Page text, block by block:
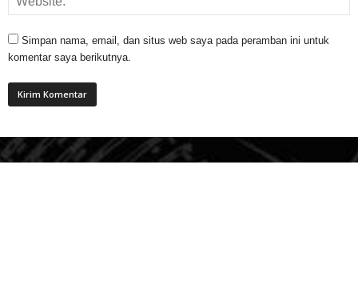
Simpan nama, email, dan situs web saya pada peramban ini untuk
komentar saya berikutnya.